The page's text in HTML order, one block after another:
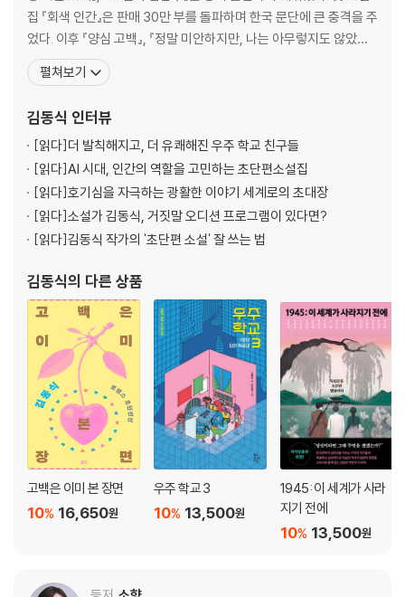
집 『회색 인간』은 판매 30만 부를 돌파하며 한국 문단에 큰 충격을 주
었다. 이후 『양심 고백』, 『정말 미안하지만, 나는 아무렇지도 않았다』,
『하나의 인간, 인류의 하나』, 『살인자의 정석』, 『일주일 만에 사랑할
순 없다』, 『문어』, 『밸런스 게임』까지 총 10권의 ‘김동식 소설집’을 펴
소설집
펼쳐보기
김동식 인터뷰
[읽다]더 발칙해지고, 더 유쾌해진 우주 학교 친구들
[읽다]AI 시대, 인간의 역할을 고민하는 초단편소설집
[읽다]호기심을 자극하는 광활한 이야기 세계로의 초대장
[읽다]소설가 김동식, 거짓말 오디션 프로그램이 있다면?
[읽다]김동식 작가의 '초단편 소설' 잘 쓰는 법
김동식의 다른 상품
고백은 이미 본 장면
16,650원
10%
우주 학교 3
13,500원
10%
1945: 이 세계가 사라
지기 전에
13,500원
10%